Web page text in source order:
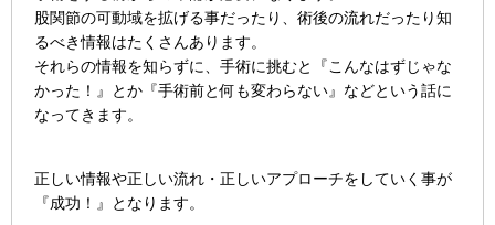
股関節の可動域を拡げる事だったり、術後の流れだったり知
るべき情報はたくさんあります。
それらの情報を知らずに、手術に挑むと『こんなはずじゃな
かった！』とか『手術前と何も変わらない』などという話に
なってきます。
正しい情報や正しい流れ・正しいアプローチをしていく事が
『成功！』となります。